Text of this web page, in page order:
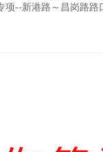
项--新港路～昌岗路路